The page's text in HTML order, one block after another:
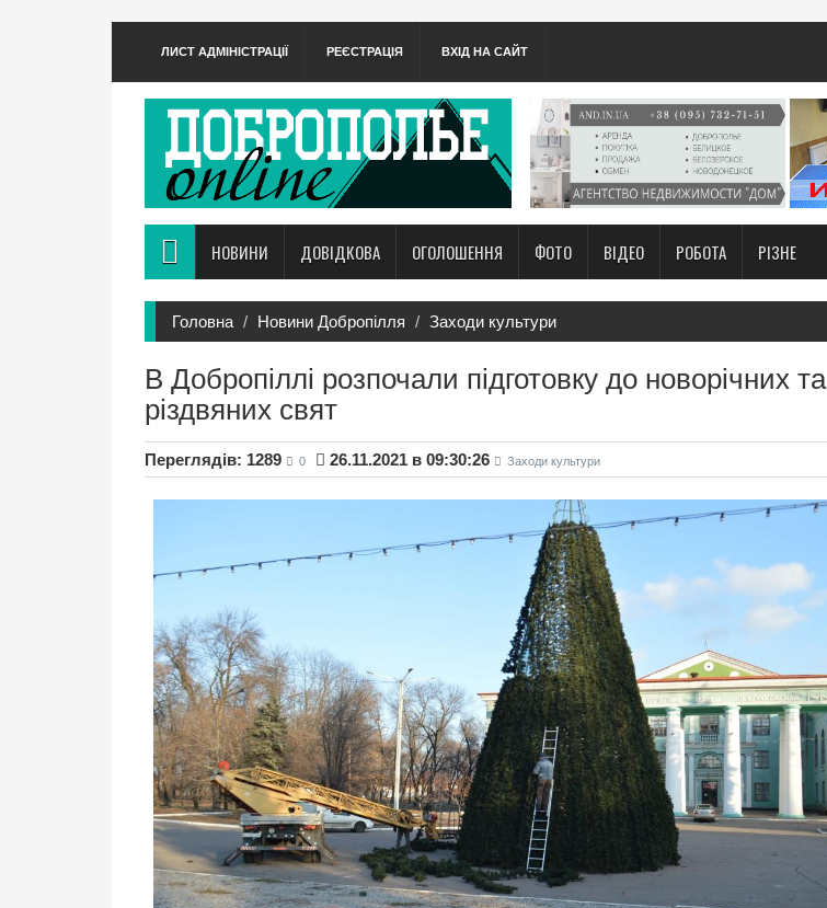
ЛИСТ АДМІНІСТРАЦІЇ РЕЄСТРАЦІЯ ВХІД НА САЙТ
НОВИНИ ДОВІДКОВА ОГОЛОШЕННЯ ФОТО ВІДЕО РОБОТА РІЗНЕ
Головна Новини Добропілля Заходи культури
В Добропіллі розпочали підготовку до новорічних та
різдвяних свят
Переглядів: 1289 0 26.11.2021 в 09:30:26 Заходи культури